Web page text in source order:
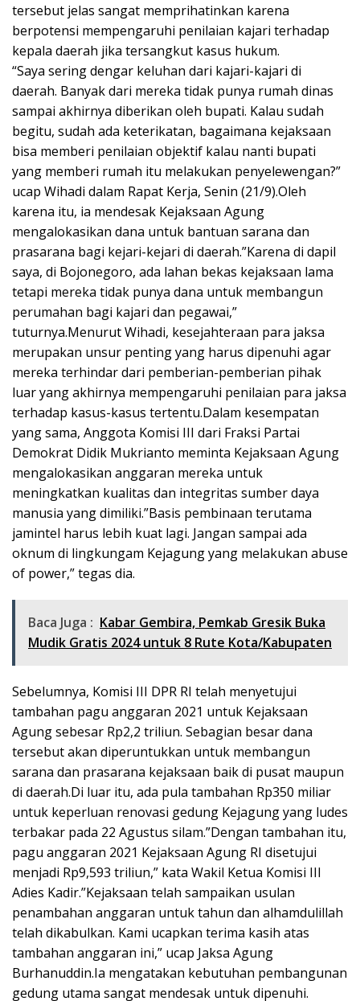
tersebut jelas sangat memprihatinkan karena
berpotensi mempengaruhi penilaian kajari terhadap
kepala daerah jika tersangkut kasus hukum.
“Saya sering dengar keluhan dari kajari-kajari di
daerah. Banyak dari mereka tidak punya rumah dinas
sampai akhirnya diberikan oleh bupati. Kalau sudah
begitu, sudah ada keterikatan, bagaimana kejaksaan
bisa memberi penilaian objektif kalau nanti bupati
yang memberi rumah itu melakukan penyelewengan?”
ucap Wihadi dalam Rapat Kerja, Senin (21/9).Oleh
karena itu, ia mendesak Kejaksaan Agung
mengalokasikan dana untuk bantuan sarana dan
prasarana bagi kejari-kejari di daerah.”Karena di dapil
saya, di Bojonegoro, ada lahan bekas kejaksaan lama
tetapi mereka tidak punya dana untuk membangun
perumahan bagi kajari dan pegawai,”
tuturnya.Menurut Wihadi, kesejahteraan para jaksa
merupakan unsur penting yang harus dipenuhi agar
mereka terhindar dari pemberian-pemberian pihak
luar yang akhirnya mempengaruhi penilaian para jaksa
terhadap kasus-kasus tertentu.Dalam kesempatan
yang sama, Anggota Komisi III dari Fraksi Partai
Demokrat Didik Mukrianto meminta Kejaksaan Agung
mengalokasikan anggaran mereka untuk
meningkatkan kualitas dan integritas sumber daya
manusia yang dimiliki.”Basis pembinaan terutama
jamintel harus lebih kuat lagi. Jangan sampai ada
oknum di lingkungam Kejagung yang melakukan abuse
of power,” tegas dia.
Baca Juga : Kabar Gembira, Pemkab Gresik Buka
Mudik Gratis 2024 untuk 8 Rute Kota/Kabupaten
Sebelumnya, Komisi III DPR RI telah menyetujui
tambahan pagu anggaran 2021 untuk Kejaksaan
Agung sebesar Rp2,2 triliun. Sebagian besar dana
tersebut akan diperuntukkan untuk membangun
sarana dan prasarana kejaksaan baik di pusat maupun
di daerah.Di luar itu, ada pula tambahan Rp350 miliar
untuk keperluan renovasi gedung Kejagung yang ludes
terbakar pada 22 Agustus silam.”Dengan tambahan itu,
pagu anggaran 2021 Kejaksaan Agung RI disetujui
menjadi Rp9,593 triliun,” kata Wakil Ketua Komisi III
Adies Kadir.”Kejaksaan telah sampaikan usulan
penambahan anggaran untuk tahun dan alhamdulillah
telah dikabulkan. Kami ucapkan terima kasih atas
tambahan anggaran ini,” ucap Jaksa Agung
Burhanuddin.Ia mengatakan kebutuhan pembangunan
gedung utama sangat mendesak untuk dipenuhi.